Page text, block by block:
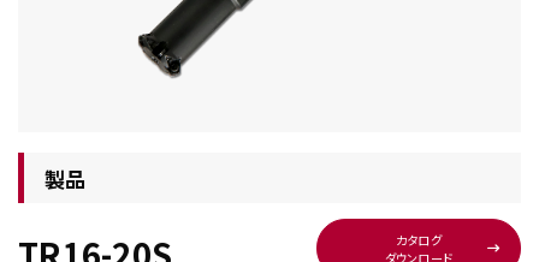
製品
カタログ
ダウンロード